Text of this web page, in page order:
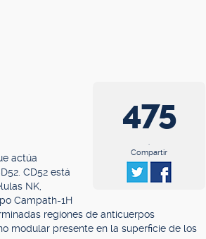
475
.
Compartir
actúa
CD52 está
NK,
Campath-1H
regiones de anticuerpos
modular presente en la superficie de los